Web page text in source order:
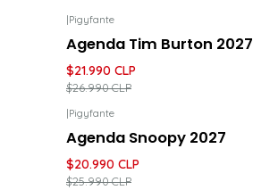
DESCUENTO
Pigyfante
Agenda Tim Burton 2027
$21.990 CLP
$26.990 CLP
DESCUENTO
Pigyfante
Agenda Snoopy 2027
$20.990 CLP
$25.990 CLP